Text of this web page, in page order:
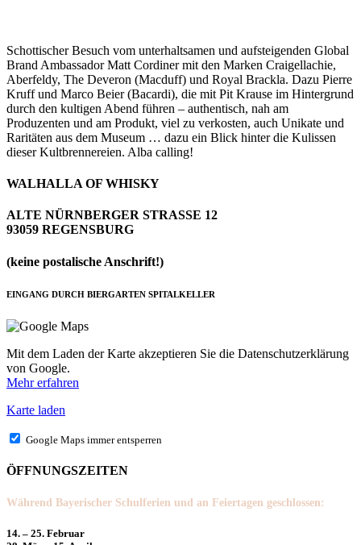
Schottischer Besuch vom unterhaltsamen und aufsteigenden Global
Brand Ambassador Matt Cordiner mit den Marken Craigellachie,
Aberfeldy, The Deveron (Macduff) und Royal Brackla. Dazu Pierre
Kruff und Marco Beier (Bacardi), die mit Pit Krause im Hintergrund
durch den kultigen Abend führen – authentisch, nah am
Produzenten und am Produkt, viel zu verkosten, auch Unikate und
Raritäten aus dem Museum … dazu ein Blick hinter die Kulissen
dieser Kultbrennereien. Alba calling!
WALHALLA OF WHISKY
ALTE NÜRNBERGER STRASSE 12
93059 REGENSBURG
(keine postalische Anschrift!)
EINGANG DURCH BIERGARTEN SPITALKELLER
Mit dem Laden der Karte akzeptieren Sie die Datenschutzerklärung
von Google.
Mehr erfahren
Karte laden
Google Maps immer entsperren
ÖFFNUNGSZEITEN
Während Bayerischer Schulferien und an Feiertagen geschlossen:
14. – 25. Februar